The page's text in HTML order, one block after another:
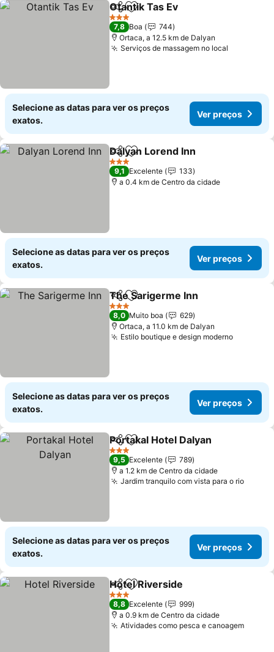
PartilharAdicionar aos favoritos
Otantik Tas Ev
3 Estrelas
7,8 Boa
744
Ortaca, a 12.5 km de Dalyan
Serviços de massagem no local
Selecione as datas para ver os preços
exatos.
Ver preços
PartilharAdicionar aos favoritos
Dalyan Lorend Inn
3 Estrelas
9,1 Excelente
133
a 0.4 km de Centro da cidade
Selecione as datas para ver os preços
exatos.
Ver preços
PartilharAdicionar aos favoritos
The Sarigerme Inn
3 Estrelas
8,0 Muito boa
629
Ortaca, a 11.0 km de Dalyan
Estilo boutique e design modernoVer
Selecione as datas para ver os preços
exatos.
Ver preços
PartilharAdicionar aos favoritos
Portakal Hotel Dalyan
3 Estrelas
9,5 Excelente
789
a 1.2 km de Centro da cidade
Jardim tranquilo com vista para o rioVer
Selecione as datas para ver os preços
exatos.
Ver preços
PartilharAdicionar aos favoritos
Hotel Riverside
3 Estrelas
8,8 Excelente
999
a 0.9 km de Centro da cidade
Atividades como pesca e canoagemVer